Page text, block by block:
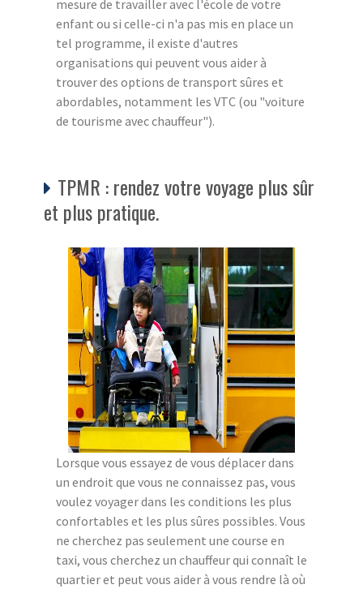
mesure de travailler avec l'école de votre
enfant ou si celle-ci n'a pas mis en place un
tel programme, il existe d'autres
organisations qui peuvent vous aider à
trouver des options de transport sûres et
abordables, notamment les VTC (ou "voiture
de tourisme avec chauffeur").
TPMR : rendez votre voyage plus sûr
et plus pratique.
Lorsque vous essayez de vous déplacer dans
un endroit que vous ne connaissez pas, vous
voulez voyager dans les conditions les plus
confortables et les plus sûres possibles. Vous
ne cherchez pas seulement une course en
taxi, vous cherchez un chauffeur qui connaît le
quartier et peut vous aider à vous rendre là où